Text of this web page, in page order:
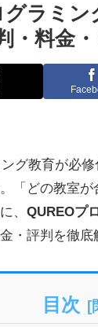
グラミ
・料金
グ教育が必
「どの教室
、 QUREOプ
・評判を徹底
目次